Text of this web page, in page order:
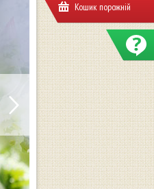
Кошик порожній